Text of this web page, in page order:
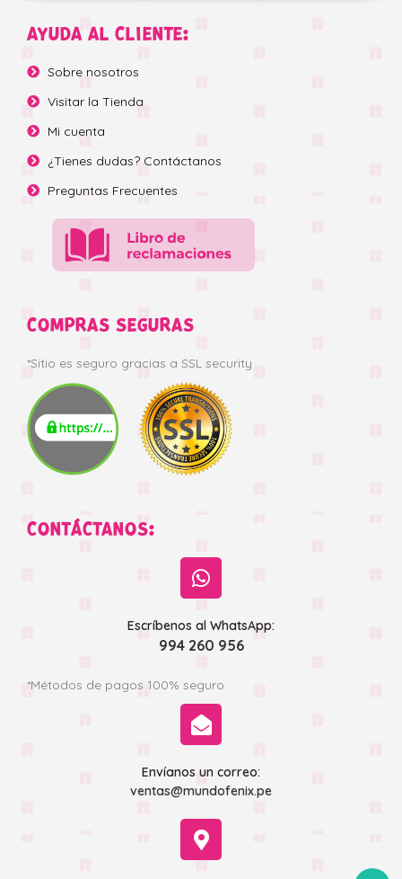
AYUDA AL CLIENTE:
Sobre nosotros
Visitar la Tienda
Mi cuenta
¿Tienes dudas? Contáctanos
Preguntas Frecuentes
COMPRAS SEGURAS
*Sitio es seguro gracias a SSL security
CONTÁCTANOS:
Escríbenos al WhatsApp:
994 260 956
*Métodos de pagos 100% seguro
Envíanos un correo:
ventas@mundofenix.pe